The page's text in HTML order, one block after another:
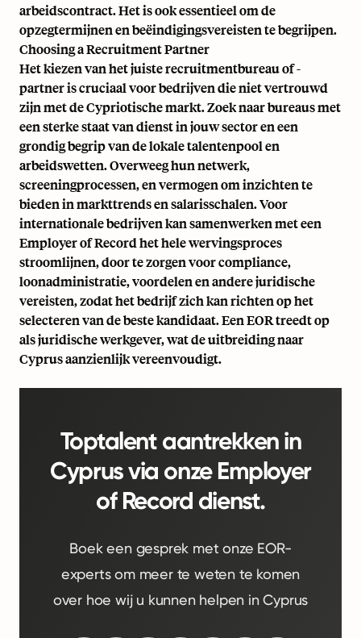
arbeidscontract. Het is ook essentieel om de
opzegtermijnen en beëindigingsvereisten te begrijpen.
Choosing a Recruitment Partner
Het kiezen van het juiste recruitmentbureau of -
partner is cruciaal voor bedrijven die niet vertrouwd
zijn met de Cypriotische markt. Zoek naar bureaus met
een sterke staat van dienst in jouw sector en een
grondig begrip van de lokale talentenpool en
arbeidswetten. Overweeg hun netwerk,
screeningprocessen, en vermogen om inzichten te
bieden in markttrends en salarisschalen. Voor
internationale bedrijven kan samenwerken met een
Employer of Record het hele wervingsproces
stroomlijnen, door te zorgen voor compliance,
loonadministratie, voordelen en andere juridische
vereisten, zodat het bedrijf zich kan richten op het
selecteren van de beste kandidaat. Een EOR treedt op
als juridische werkgever, wat de uitbreiding naar
Cyprus aanzienlijk vereenvoudigt.
Toptalent aantrekken in
Cyprus via onze Employer
of Record dienst.
Boek een gesprek met onze EOR-
experts om meer te weten te komen
over hoe wij u kunnen helpen in Cyprus